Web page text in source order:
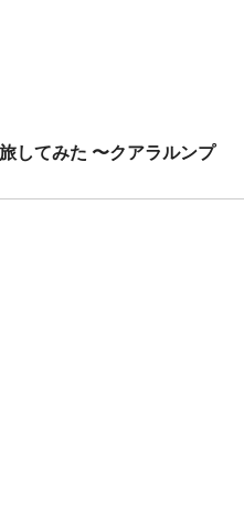
してみた 〜クアラルンプ